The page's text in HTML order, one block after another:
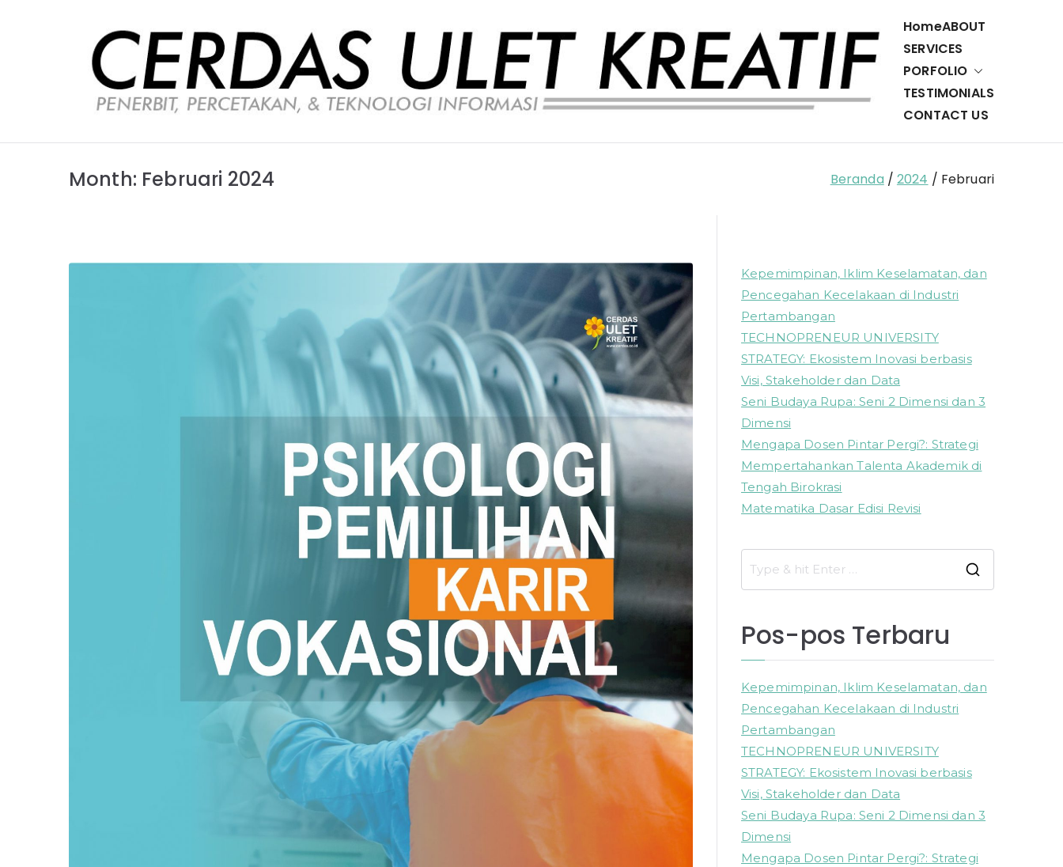
Cerdas
Ulet
Percetakan,
dan Layanan
Teknologi
HomeABOUT
SERVICES
PORFOLIO
TESTIMONIALS
CONTACT US
Month: Februari 2024 Beranda 2024 Februari
Kepemimpinan, Iklim Keselamatan, dan
Pencegahan Kecelakaan di Industri
Pertambangan
TECHNOPRENEUR UNIVERSITY
STRATEGY: Ekosistem Inovasi berbasis
Visi, Stakeholder dan Data
Seni Budaya Rupa: Seni 2 Dimensi dan 3
Dimensi
Mengapa Dosen Pintar Pergi?: Strategi
Mempertahankan Talenta Akademik di
Tengah Birokrasi
Matematika Dasar Edisi Revisi
c
Pos-pos Terbaru
Kepemimpinan, Iklim Keselamatan, dan
Pencegahan Kecelakaan di Industri
Pertambangan
TECHNOPRENEUR UNIVERSITY
STRATEGY: Ekosistem Inovasi berbasis
Visi, Stakeholder dan Data
Seni Budaya Rupa: Seni 2 Dimensi dan 3
Dimensi
Mengapa Dosen Pintar Pergi?: Strategi